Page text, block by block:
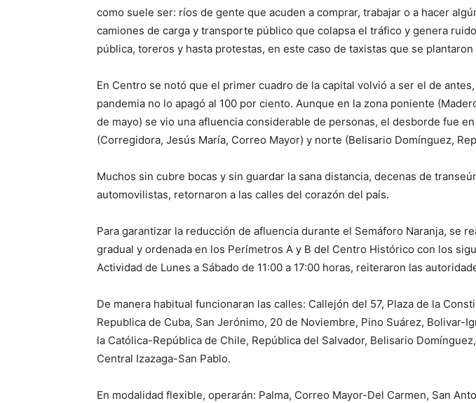
como suele ser: ríos de gente que acuden a comprar, trabajar o a hacer
camiones de carga y transporte público que colapsa el tráfico y genera
pública, toreros y hasta protestas, en este caso de taxistas que se
En Centro se notó que el primer cuadro de la capital volvió a ser el de
pandemia no lo apagó al 100 por ciento. Aunque en la zona poniente
de mayo) se vio una afluencia considerable de personas, el desborde fue
(Corregidora, Jesús María, Correo Mayor) y norte (Belisario Domínguez,
Muchos sin cubre bocas y sin guardar la sana distancia, decenas de
automovilistas, retornaron a las calles del corazón del país.
Para garantizar la reducción de afluencia durante el Semáforo Naranja, se
gradual y ordenada en los Perímetros A y B del Centro Histórico con los
Actividad de Lunes a Sábado de 11:00 a 17:00 horas, reiteraron las
De manera habitual funcionaran las calles: Callejón del 57, Plaza de la
Republica de Cuba, San Jerónimo, 20 de Noviembre, Pino Suárez, Bolivar-
la Católica-República de Chile, República del Salvador, Belisario
Central Izazaga-San Pablo.
En modalidad flexible, operarán: Palma, Correo Mayor-Del Carmen, San